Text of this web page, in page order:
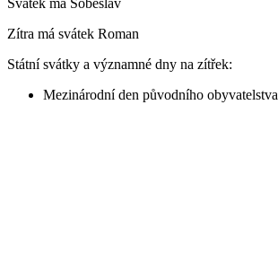
Zítra má svátek Roman
Státní svátky a významné dny na zítřek:
Mezinárodní den původního obyvatelstva